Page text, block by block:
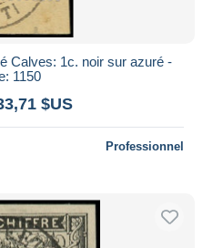
Calves: 1c. noir sur azuré -
1150
$US
Professionnel